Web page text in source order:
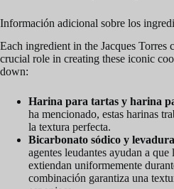
Información adicional sobre los
Each ingredient in the Jacques Torres
crucial role in creating these iconic
down:
Harina para tartas y harina
ha mencionado, estas harinas
la textura perfecta.
Bicarbonato sódico y
agentes leudantes ayudan a que
extiendan uniformemente
combinación garantiza una